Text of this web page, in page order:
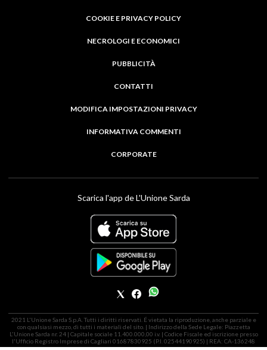
COOKIE E PRIVACY POLICY
NECROLOGI E ECONOMICI
PUBBLICITÀ
CONTATTI
MODIFICA IMPOSTAZIONI PRIVACY
INFORMATIVA COMMENTI
CORPORATE
Scarica l'app de L'Unione Sarda
2021 L'Unione Sarda S.p.A. Tutti i diritti riservati. É vietata la riproduzione, anche parziale e
con qualsiasi mezzo, di tutti i materiali del sito. | Indirizzo della Sede Legale: Piazzetta
L'Unione Sarda nr. 24 | Capitale sociale 11.400.000,00 i.v. | Codice Fiscale ed iscrizione presso
l'Ufficio Registro Imprese di Cagliari 01687830925 (P.I. 02544190925) | REA: CA-136248